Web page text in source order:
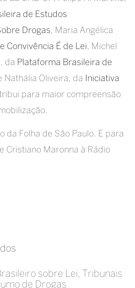
de Estudos
Drogas, Maria Angélica
Convivência É de Lei, Michel
da Plataforma Brasileira de
Nathália Oliveira, da Iniciativa
para maior compreensão
da Folha de São Paulo. E para
Cristiano Maronna à Rádio
sobre Lei, Tribunais
de Drogas